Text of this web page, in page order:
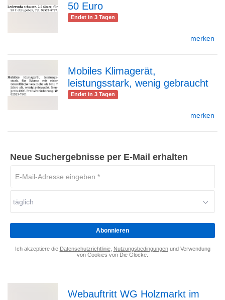
zur
50 Euro
Endet in 3 Tagen
merken
zur
Mobiles Klimagerät,
leistungsstark, wenig gebraucht
Endet in 3 Tagen
merken
Neue Suchergebnisse per E-Mail erhalten
Adresse
*
täglich
Abonnieren
Ich akzeptiere die Datenschutzrichtlinie, Nutzungsbedingungenund Verwendung
von Cookies von Die Glocke.
Webauftritt WG Holzmarkt im